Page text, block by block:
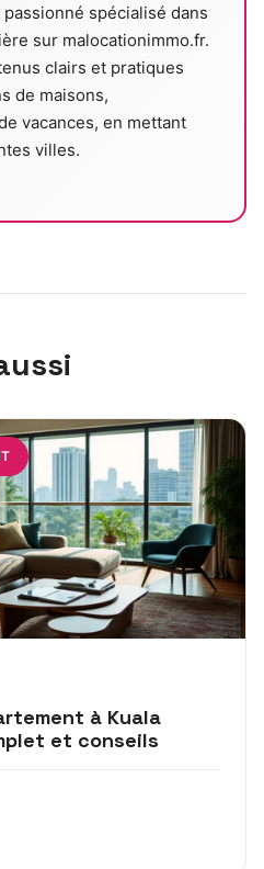
spécialisé dans
sur malocationimmo.fr.
clairs et pratiques
de maisons,
vacances, en mettant
villes.
à Kuala
et conseils